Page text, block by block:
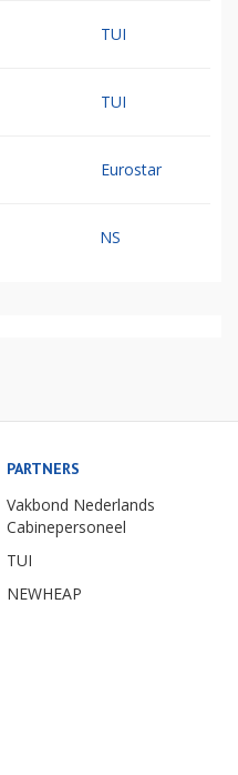
TUI
TUI
Eurostar
NS
PARTNERS
Vakbond Nederlands
Cabinepersoneel
TUI
NEWHEAP